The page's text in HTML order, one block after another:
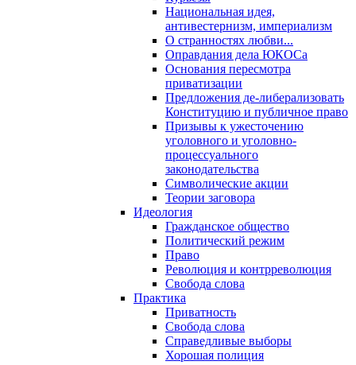
Национальная идея,
антивестернизм, империализм
О странностях любви...
Оправдания дела ЮКОСа
Основания пересмотра
приватизации
Предложения де-либерализовать
Конституцию и публичное право
Призывы к ужесточению
уголовного и уголовно-
процессуального
законодательства
Символические акции
Теории заговора
Идеология
Гражданское общество
Политический режим
Право
Революция и контрреволюция
Свобода слова
Практика
Приватность
Свобода слова
Справедливые выборы
Хорошая полиция